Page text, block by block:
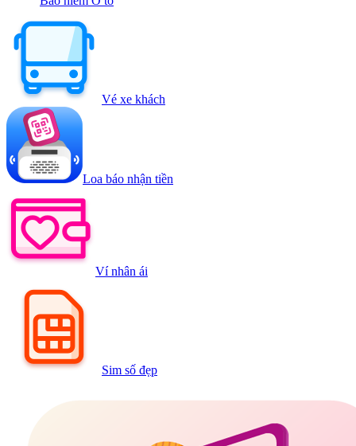
Vé xe khách
Loa báo nhận tiền
Ví nhân ái
Sim số đẹp